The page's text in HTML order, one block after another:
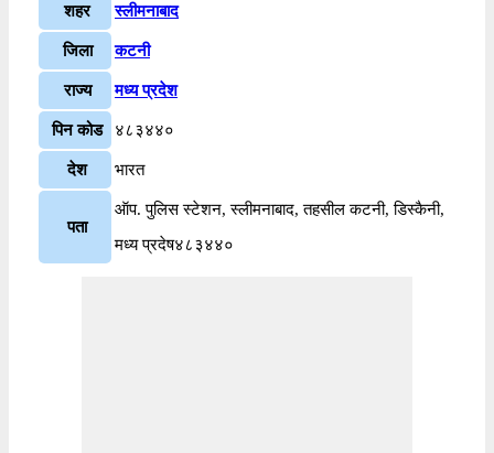
शहर स्लीमनाबाद
जिला कटनी
राज्य मध्य प्रदेश
पिन कोड ४८३४४०
देश भारत
पता
ऑप. पुलिस स्टेशन, स्लीमनाबाद, तहसील कटनी, डिस्कैनी,
मध्य प्रदेष४८३४४०